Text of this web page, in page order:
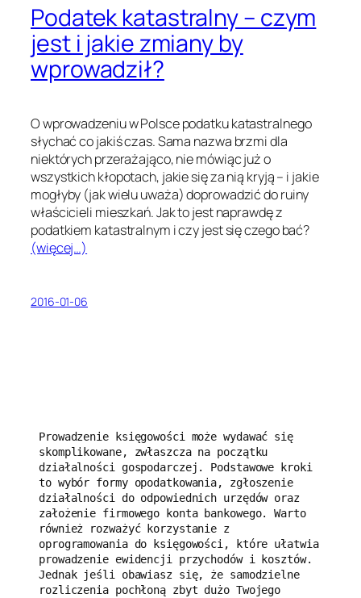
Podatek katastralny – czym
jest i jakie zmiany by
wprowadził?
O wprowadzeniu w Polsce podatku katastralnego
słychać co jakiś czas. Sama nazwa brzmi dla
niektórych przerażająco, nie mówiąc już o
wszystkich kłopotach, jakie się za nią kryją – i jakie
mogłyby (jak wielu uważa) doprowadzić do ruiny
właścicieli mieszkań. Jak to jest naprawdę z
podatkiem katastralnym i czy jest się czego bać?
(więcej…)
2016-01-06
Prowadzenie księgowości może wydawać się
skomplikowane, zwłaszcza na początku
działalności gospodarczej. Podstawowe kroki
to wybór formy opodatkowania, zgłoszenie
działalności do odpowiednich urzędów oraz
założenie firmowego konta bankowego. Warto
również rozważyć korzystanie z
oprogramowania do księgowości, które ułatwia
prowadzenie ewidencji przychodów i kosztów.
Jednak jeśli obawiasz się, że samodzielne
rozliczenia pochłoną zbyt dużo Twojego